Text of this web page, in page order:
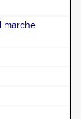
marche